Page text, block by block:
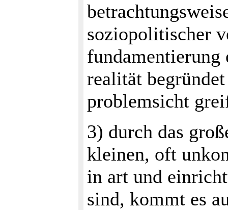
soziopolitischer
fundamentierung
realität
problemsicht
3) durch das
kleinen, oft
in art und
sind, kommt es